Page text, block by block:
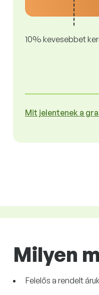
10% kevesebbet
Mit jelentenek a
Milyen
Felelős a rendelt